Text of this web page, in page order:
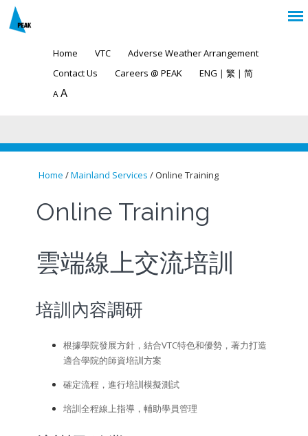
Home VTC
Adverse Weather Arrangement
Contact Us
Careers @ PEAK ENG | 繁 | 简
A A
You are here
Home /Mainland Services / Online Training
Online Training
雲端線上交流培訓
培訓內容調研
根據學院發展方針，結合VTC特色和優勢，著力打造
適合學院的師資培訓方案
確定流程，進行培訓模擬測試
培訓全程線上指導，輔助學員管理